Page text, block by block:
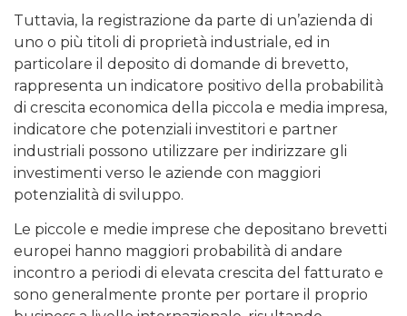
Tuttavia, la registrazione da parte di un’azienda di
uno o più titoli di proprietà industriale, ed in
particolare il deposito di domande di brevetto,
rappresenta un indicatore positivo della probabilità
di crescita economica della piccola e media impresa,
indicatore che potenziali investitori e partner
industriali possono utilizzare per indirizzare gli
investimenti verso le aziende con maggiori
potenzialità di sviluppo.
Le piccole e medie imprese che depositano brevetti
europei hanno maggiori probabilità di andare
incontro a periodi di elevata crescita del fatturato e
sono generalmente pronte per portare il proprio